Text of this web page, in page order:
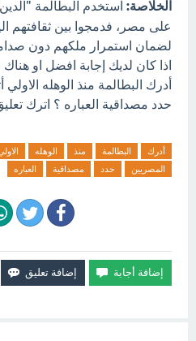
الخلاصة: استخدم البطالمة
على مصر، فدمجوا بين ثقافتهم
لضمان استمرار ملكهم دون
اذا كان لديك إجابة افضل او
أدرك البطالمة منذ الوهله
حدد مصداقية العباره ؟ اترك
أدرك البطالمة منذ الوهله
المصريين
حدد مصداقية العباره